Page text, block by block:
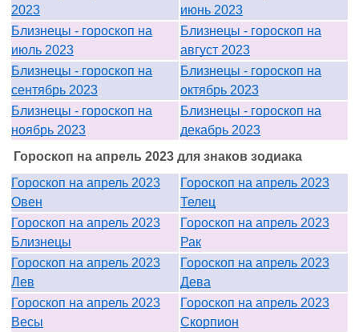
2023
июнь 2023
Близнецы - гороскоп на
июль 2023
Близнецы - гороскоп на
август 2023
Близнецы - гороскоп на
сентябрь 2023
Близнецы - гороскоп на
октябрь 2023
Близнецы - гороскоп на
ноябрь 2023
Близнецы - гороскоп на
декабрь 2023
Гороскоп на апрель 2023 для знаков зодиака
Гороскоп на апрель 2023
Овен
Гороскоп на апрель 2023
Телец
Гороскоп на апрель 2023
Близнецы
Гороскоп на апрель 2023
Рак
Гороскоп на апрель 2023
Лев
Гороскоп на апрель 2023
Дева
Гороскоп на апрель 2023
Весы
Гороскоп на апрель 2023
Скорпион